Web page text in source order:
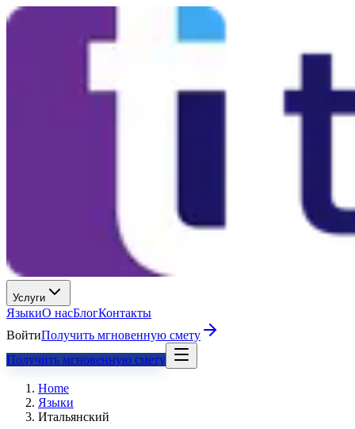
Услуги
ЯзыкиО насБлогКонтакты
ВойтиПолучить мгновенную смету
Получить мгновенную смету
Home
Языки
Итальянский